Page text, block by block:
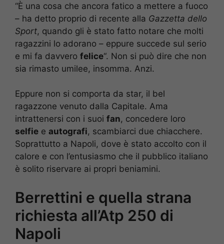
“È una cosa che ancora fatico a mettere a fuoco
– ha detto proprio di recente alla Gazzetta dello
Sport, quando gli è stato fatto notare che molti
ragazzini lo adorano – eppure succede sul serio
e mi fa davvero felice“. Non si può dire che non
sia rimasto umilee, insomma. Anzi.
Eppure non si comporta da star, il bel
ragazzone venuto dalla Capitale. Ama
intrattenersi con i suoi fan, concedere loro
selfie e autografi, scambiarci due chiacchere.
Soprattutto a Napoli, dove è stato accolto con il
calore e con l’entusiasmo che il pubblico italiano
è solito riservare ai propri beniamini.
Berrettini e quella strana
richiesta all’Atp 250 di
Napoli